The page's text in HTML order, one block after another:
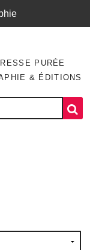
PURÉE
& ÉDITIONS